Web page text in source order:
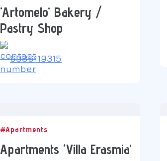
‘Artomelo’ Bakery /
Pastry Shop
6936119315
#Apartments
Apartments ‘Villa Erasmia’